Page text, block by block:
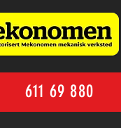
611 69 880